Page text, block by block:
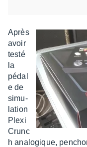
Après
avoir
testé
la
pédal
e de
simu­
la­tion
Plexi
Crunc
h analo­gique,